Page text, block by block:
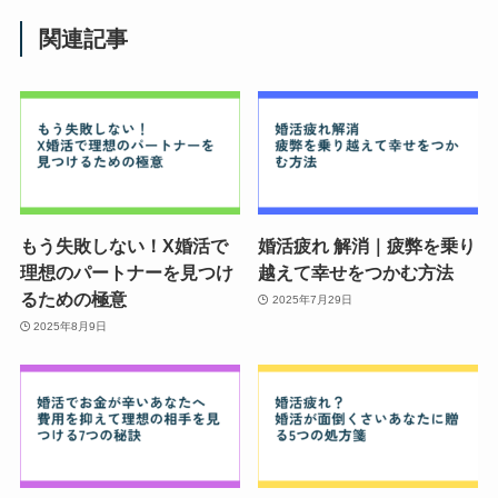
関連記事
もう失敗しない！X婚活で
理想のパートナーを見つけ
るための極意
2025年8月9日
婚活疲れ 解消｜疲弊を乗り
越えて幸せをつかむ方法
2025年7月29日